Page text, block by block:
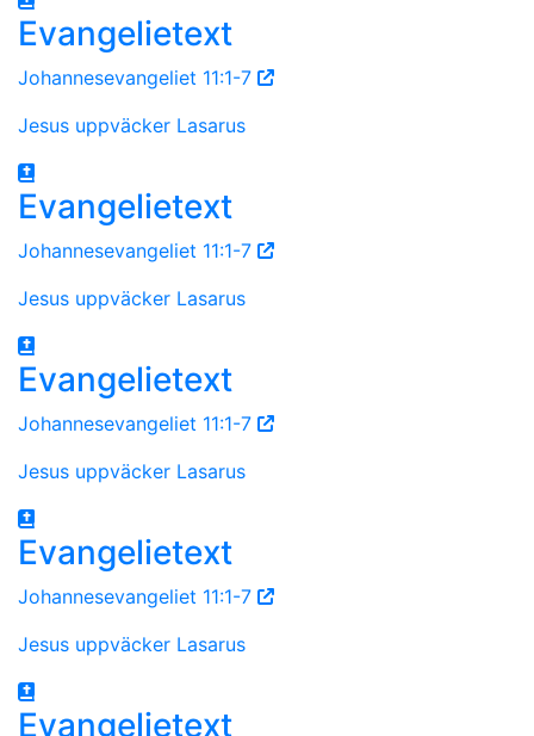
Evangelietext
Johannesevangeliet 11:1-7
Jesus uppväcker Lasarus
Evangelietext
Johannesevangeliet 11:1-7
Jesus uppväcker Lasarus
Evangelietext
Johannesevangeliet 11:1-7
Jesus uppväcker Lasarus
Evangelietext
Johannesevangeliet 11:1-7
Jesus uppväcker Lasarus
Evangelietext